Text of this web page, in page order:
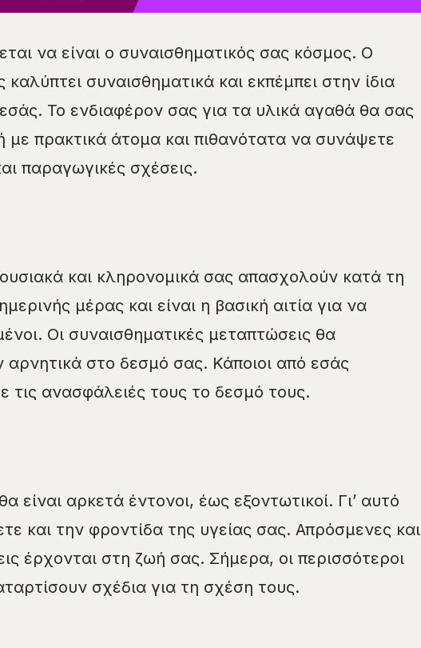
να είναι ο συναισθηματικός σας κόσμος. Ο
συναισθηματικά και εκπέμπει στην ίδια
Το ενδιαφέρον σας για τα υλικά αγαθά θα σας
με πρακτικά άτομα και πιθανότατα να συνάψετε
παραγωγικές σχέσεις.
και κληρονομικά σας απασχολούν κατά τη
μέρας και είναι η βασική αιτία για να
Οι συναισθηματικές μεταπτώσεις θα
αρνητικά στο δεσμό σας. Κάποιοι από εσάς
τις ανασφάλειές τους το δεσμό τους.
είναι αρκετά έντονοι, έως εξοντωτικοί. Γι’ αυτό
και την φροντίδα της υγείας σας. Απρόσμενες και
έρχονται στη ζωή σας. Σήμερα, οι περισσότεροι
σχέδια για τη σχέση τους.